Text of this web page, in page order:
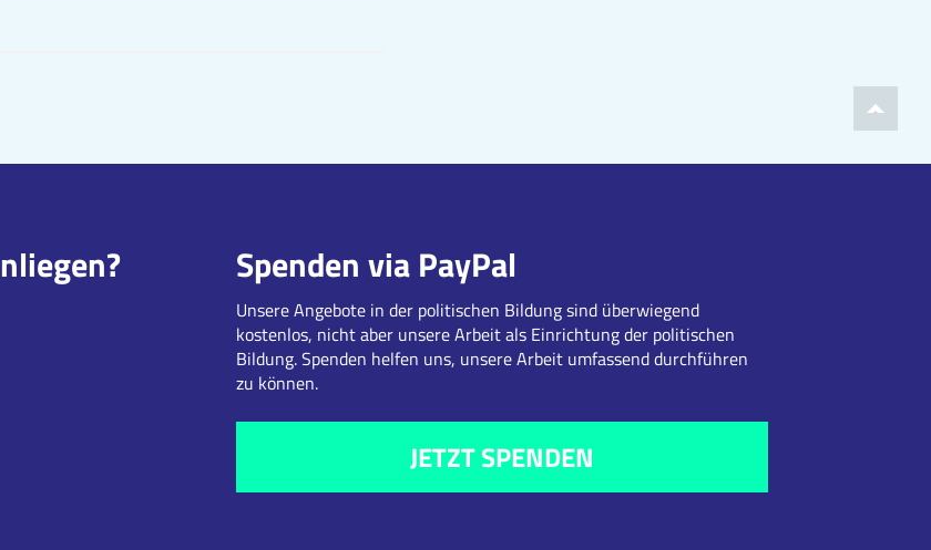
Spenden via PayPal
Unsere Angebote in der politischen Bildung sind überwiegend
kostenlos, nicht aber unsere Arbeit als Einrichtung der politischen
Bildung. Spenden helfen uns, unsere Arbeit umfassend durchführen
zu können.
JETZT SPENDEN